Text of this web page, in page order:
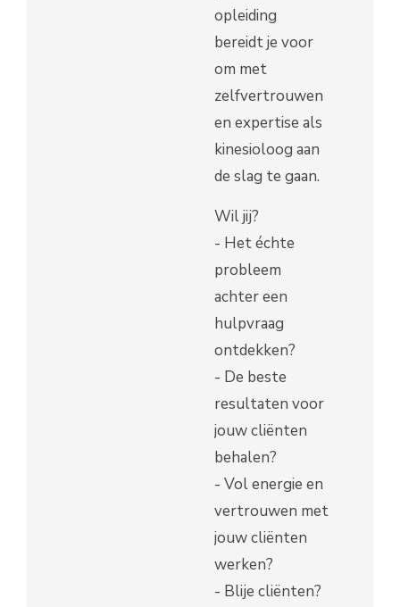
opleiding
bereidt je voor
om met
zelfvertrouwen
en expertise als
kinesioloog aan
de slag te gaan.
Wil jij?
- Het échte
probleem
achter een
hulpvraag
ontdekken?
- De beste
resultaten voor
jouw cliënten
behalen?
- Vol energie en
vertrouwen met
jouw cliënten
werken?
- Blije cliënten?